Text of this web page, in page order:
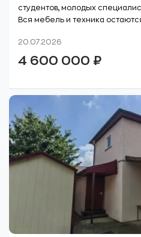
студентов, молодых
Вся мебель и техника
20.07.2026
4 600 000 ₽